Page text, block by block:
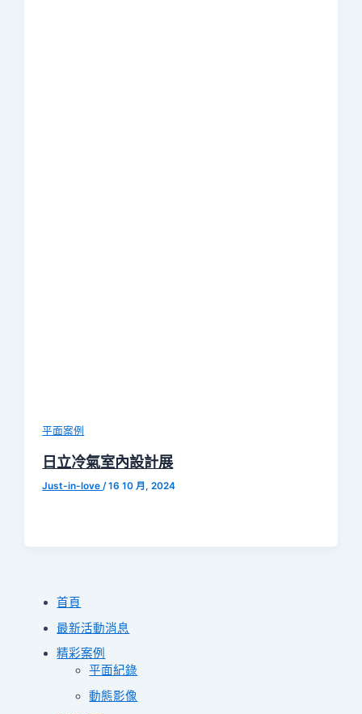
平面案例
日立冷氣室內設計展
Just-in-love/16 10 月, 2024
首頁
最新活動消息
精彩案例
平面紀錄
動態影像